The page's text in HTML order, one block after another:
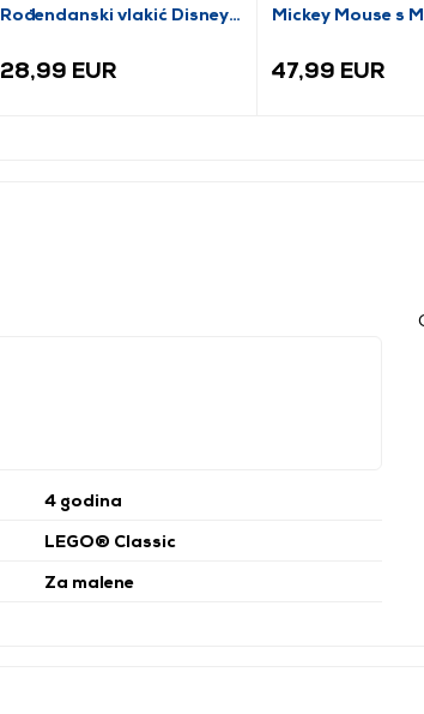
Rođendanski vlakić Disney
28,99 EUR
Mickey Mouse s
47,99 EUR
4 godina
LEGO® Classic
Za malene